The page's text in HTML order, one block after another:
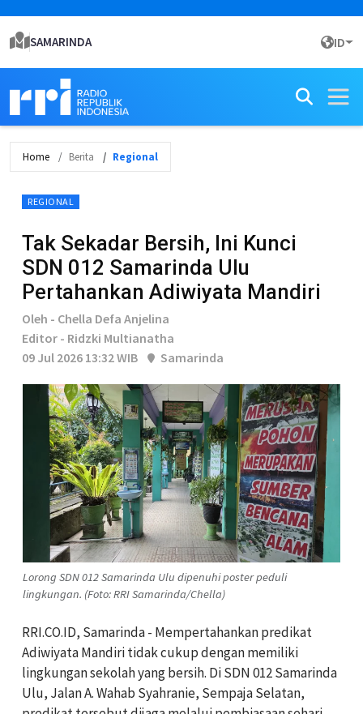
SAMARINDA ID
Home Berita Regional
REGIONAL
Tak Sekadar Bersih, Ini Kunci
SDN 012 Samarinda Ulu
Pertahankan Adiwiyata Mandiri
Oleh - Chella Defa Anjelina
Editor - Ridzki Multianatha
09 Jul 2026 13:32 WIB
Samarinda
Lorong SDN 012 Samarinda Ulu dipenuhi poster peduli
lingkungan. (Foto: RRI Samarinda/Chella)
RRI.CO.ID, Samarinda - Mempertahankan predikat
Adiwiyata Mandiri tidak cukup dengan memiliki
lingkungan sekolah yang bersih. Di SDN 012 Samarinda
Ulu, Jalan A. Wahab Syahranie, Sempaja Selatan,